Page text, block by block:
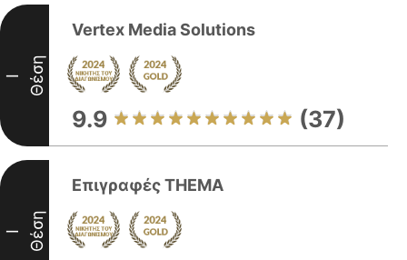
I Θέση
Vertex Media Solutions
9.9 (37)
I Θέση
Επιγραφές ΤΗΕΜΑ